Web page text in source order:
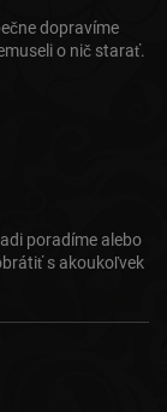
dopravíme
o nič starať.
poradíme alebo
s akoukoľvek